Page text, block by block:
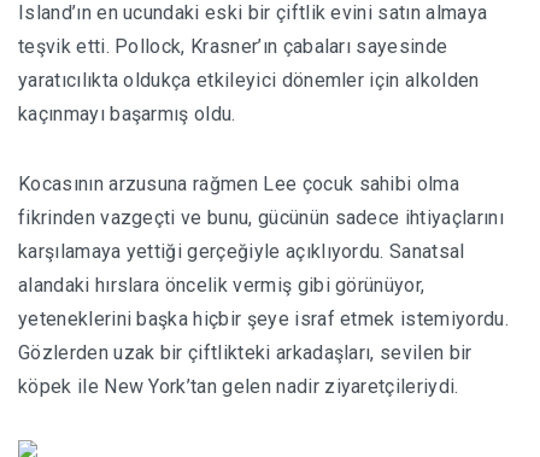
Island’ın en ucundaki eski bir çiftlik evini satın almaya
teşvik etti. Pollock, Krasner’ın çabaları sayesinde
yaratıcılıkta oldukça etkileyici dönemler için alkolden
kaçınmayı başarmış oldu.
Kocasının arzusuna rağmen Lee çocuk sahibi olma
fikrinden vazgeçti ve bunu, gücünün sadece ihtiyaçlarını
karşılamaya yettiği gerçeğiyle açıklıyordu. Sanatsal
alandaki hırslara öncelik vermiş gibi görünüyor,
yeteneklerini başka hiçbir şeye israf etmek istemiyordu.
Gözlerden uzak bir çiftlikteki arkadaşları, sevilen bir
köpek ile New York’tan gelen nadir ziyaretçileriydi.